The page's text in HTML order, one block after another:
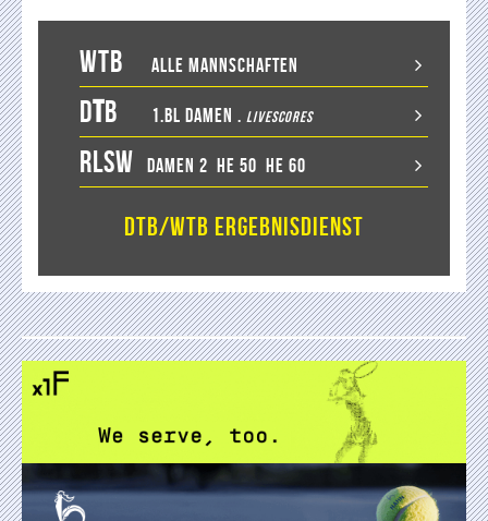
WTB Alle Mannschaften
DTB 1.BL Damen . LiveScores
RLSW Damen 2 He 50 He 60
DTB/WTB Ergebnisdienst